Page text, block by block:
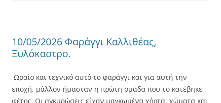
10/05/2026 Φαράγγι Καλλιθέας,
Ξυλόκαστρο.
Ωραίο και τεχνικό αυτό το φαράγγι και για αυτή την
εποχή, μάλλον ήμασταν η πρώτη ομάδα που το κατέβηκε
φέτος. Οι αγκυρώσεις είχαν μαγκωμένα χόρτα, χώματα και